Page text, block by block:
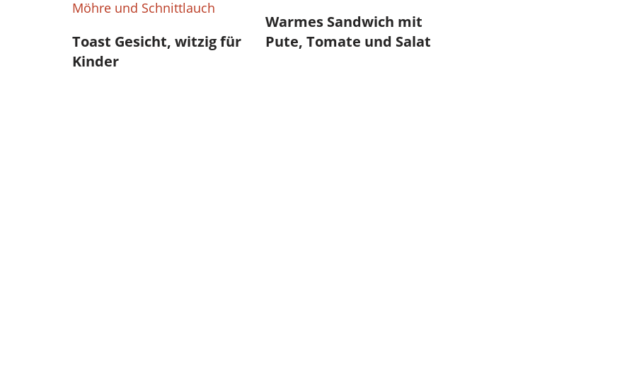
Toast Gesicht, witzig für
Kinder
Warmes Sandwich mit
Pute, Tomate und Salat